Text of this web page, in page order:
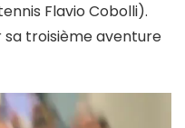
Flavio Cobolli).
troisième aventure